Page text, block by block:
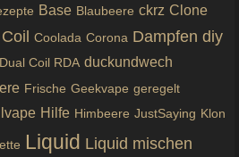
Base Blaubeere ckrz Clone
Coil Coolada Corona Dampfen diy
Dual Coil RDA duckundwech
Frische Geekvape geregelt
Hilfe Himbeere JustSaying Klon
Liquid Liquid mischen